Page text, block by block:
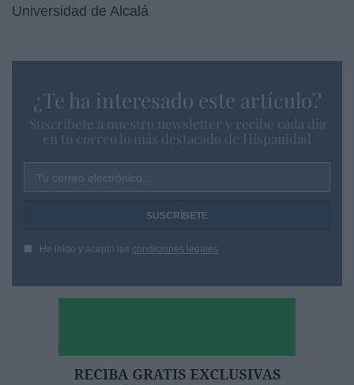
Universidad de Alcalá
¿Te ha interesado este artículo?
Suscríbete a nuestro newsletter y recibe cada dia
en tu correo lo más destacado de Hispanidad
Tu correo electrónico...
He leído y acepto las condiciones legales